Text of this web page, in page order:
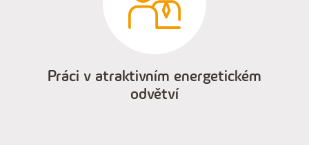
Práci v atraktivním energetickém
odvětví